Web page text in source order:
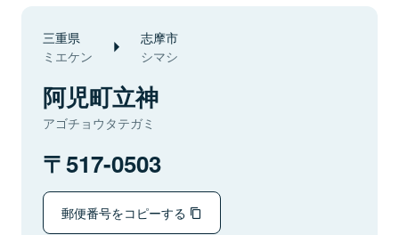
三重県
ミエケン
志摩市
シマシ
阿児町立神
アゴチョウタテガミ
517-0503
郵便番号をコピーする